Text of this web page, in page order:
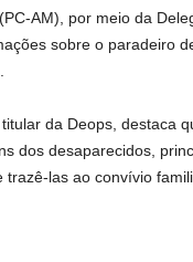
AM), por meio da
sobre o paradeiro
da Deops, destaca
dos desaparecidos,
las ao convívio